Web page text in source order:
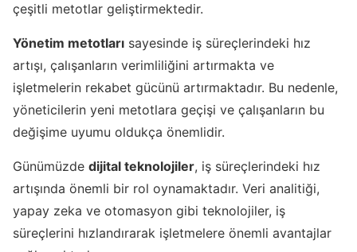
çeşitli metotlar geliştirmektedir.
Yönetim metotları sayesinde iş süreçlerindeki hız
artışı, çalışanların verimliliğini artırmakta ve
işletmelerin rekabet gücünü artırmaktadır. Bu nedenle,
yöneticilerin yeni metotlara geçişi ve çalışanların bu
değişime uyumu oldukça önemlidir.
Günümüzde dijital teknolojiler, iş süreçlerindeki hız
artışında önemli bir rol oynamaktadır. Veri analitiği,
yapay zeka ve otomasyon gibi teknolojiler, iş
süreçlerini hızlandırarak işletmelere önemli avantajlar